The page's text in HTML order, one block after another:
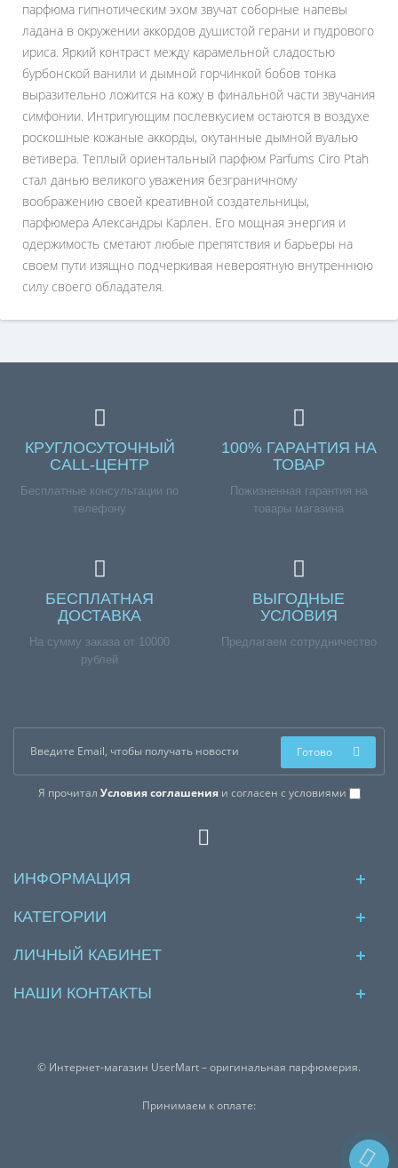
парфюма гипнотическим эхом звучат соборные напевы
ладана в окружении аккордов душистой герани и пудрового
ириса. Яркий контраст между карамельной сладостью
бурбонской ванили и дымной горчинкой бобов тонка
выразительно ложится на кожу в финальной части звучания
симфонии. Интригующим послевкусием остаются в воздухе
роскошные кожаные аккорды, окутанные дымной вуалью
ветивера. Теплый ориентальный парфюм Parfums Ciro Ptah
стал данью великого уважения безграничному
воображению своей креативной создательницы,
парфюмера Александры Карлен. Его мощная энергия и
одержимость сметают любые препятствия и барьеры на
своем пути изящно подчеркивая невероятную внутреннюю
силу своего обладателя.
КРУГЛОСУТОЧНЫЙ
CALL-ЦЕНТР
Бесплатные консультации по
телефону
100% ГАРАНТИЯ НА
ТОВАР
Пожизненная гарантия на
товары магазина
БЕСПЛАТНАЯ
ДОСТАВКА
На сумму заказа от 10000
рублей
ВЫГОДНЫЕ
УСЛОВИЯ
Предлагаем сотрудничество
Я прочитал Условия соглашенияи согласен с условиями
Готово
ИНФОРМАЦИЯ
КАТЕГОРИИ
ЛИЧНЫЙ КАБИНЕТ
НАШИ КОНТАКТЫ
© Интернет-магазин UserMart – оригинальная парфюмерия.
Принимаем к оплате: